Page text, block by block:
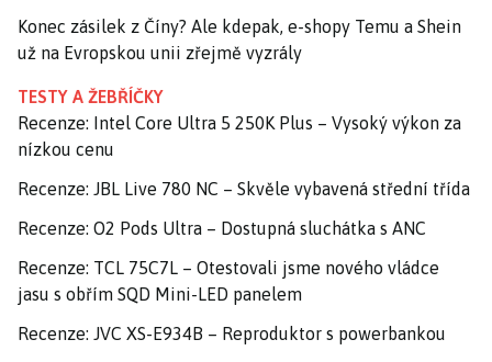
Konec zásilek z Číny? Ale kdepak, e-shopy Temu a Shein
už na Evropskou unii zřejmě vyzrály
TESTY A ŽEBŘÍČKY
Recenze: Intel Core Ultra 5 250K Plus – Vysoký výkon za
nízkou cenu
Recenze: JBL Live 780 NC – Skvěle vybavená střední třída
Recenze: O2 Pods Ultra – Dostupná sluchátka s ANC
Recenze: TCL 75C7L – Otestovali jsme nového vládce
jasu s obřím SQD Mini-LED panelem
Recenze: JVC XS-E934B – Reproduktor s powerbankou